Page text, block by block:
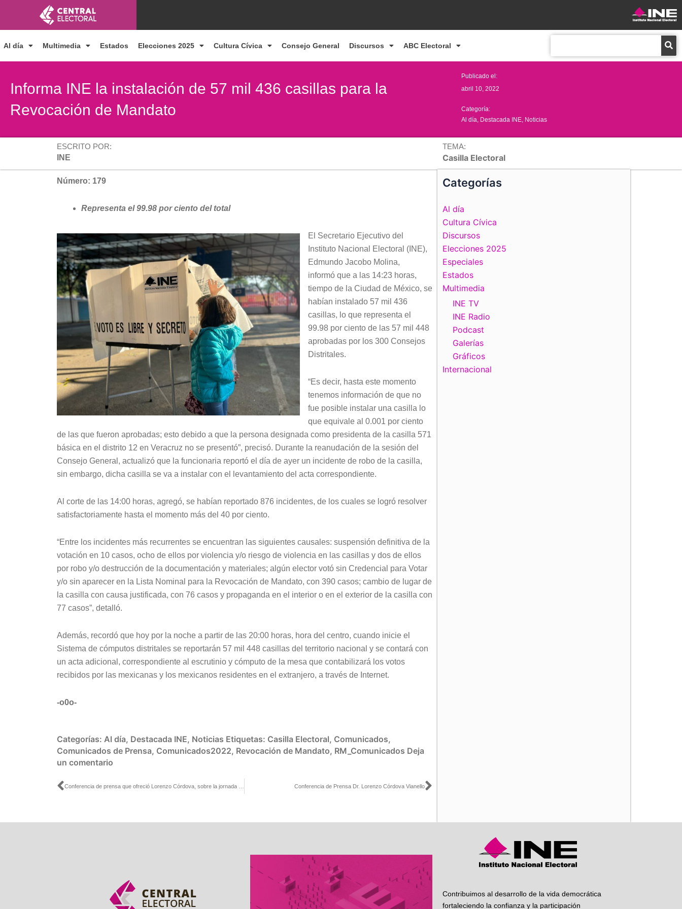
contenido
Al día Multimedia Estados Elecciones 2025 Cultura Cívica Consejo General Discursos ABC Electoral
Informa INE la instalación de 57 mil 436 casillas para la
Revocación de Mandato
Publicado el:
abril 10, 2022
Categoría:
Al día Destacada INE Noticias
ESCRITO POR:
INE
TEMA:
Casilla Electoral
Número: 179
Representa el 99.98 por ciento del total
El Secretario Ejecutivo del
Instituto Nacional Electoral (INE),
Edmundo Jacobo Molina,
informó que a las 14:23 horas,
tiempo de la Ciudad de México, se
habían instalado 57 mil 436
casillas, lo que representa el
99.98 por ciento de las 57 mil 448
aprobadas por los 300 Consejos
Distritales.
“Es decir, hasta este momento
tenemos información de que no
fue posible instalar una casilla lo
que equivale al 0.001 por ciento
de las que fueron aprobadas; esto debido a que la persona designada como presidenta de la casilla 571
básica en el distrito 12 en Veracruz no se presentó”, precisó. Durante la reanudación de la sesión del
Consejo General, actualizó que la funcionaria reportó el día de ayer un incidente de robo de la casilla,
sin embargo, dicha casilla se va a instalar con el levantamiento del acta correspondiente.
Al corte de las 14:00 horas, agregó, se habían reportado 876 incidentes, de los cuales se logró resolver
satisfactoriamente hasta el momento más del 40 por ciento.
“Entre los incidentes más recurrentes se encuentran las siguientes causales: suspensión definitiva de la
votación en 10 casos, ocho de ellos por violencia y/o riesgo de violencia en las casillas y dos de ellos
por robo y/o destrucción de la documentación y materiales; algún elector votó sin Credencial para Votar
y/o sin aparecer en la Lista Nominal para la Revocación de Mandato, con 390 casos; cambio de lugar de
la casilla con causa justificada, con 76 casos y propaganda en el interior o en el exterior de la casilla con
77 casos”, detalló.
Además, recordó que hoy por la noche a partir de las 20:00 horas, hora del centro, cuando inicie el
Sistema de cómputos distritales se reportarán 57 mil 448 casillas del territorio nacional y se contará con
un acta adicional, correspondiente al escrutinio y cómputo de la mesa que contabilizará los votos
recibidos por las mexicanas y los mexicanos residentes en el extranjero, a través de Internet.
-o0o-
Categorías: Al día, Destacada INE, Noticias Etiquetas: Casilla Electoral, Comunicados,
Comunicados de Prensa, Comunicados2022, Revocación de Mandato, RM_Comunicados Deja
un comentario
Ant Conferencia de Prensa Dr. Lorenzo Córdova VianelloSiguiente
Categorías
Al día
Cultura Cívica
Discursos
Elecciones 2025
Especiales
Estados
Multimedia
INE TV
INE Radio
Podcast
Galerías
Gráficos
Internacional
Contribuimos al desarrollo de la vida democrática
fortaleciendo la confianza y la participación